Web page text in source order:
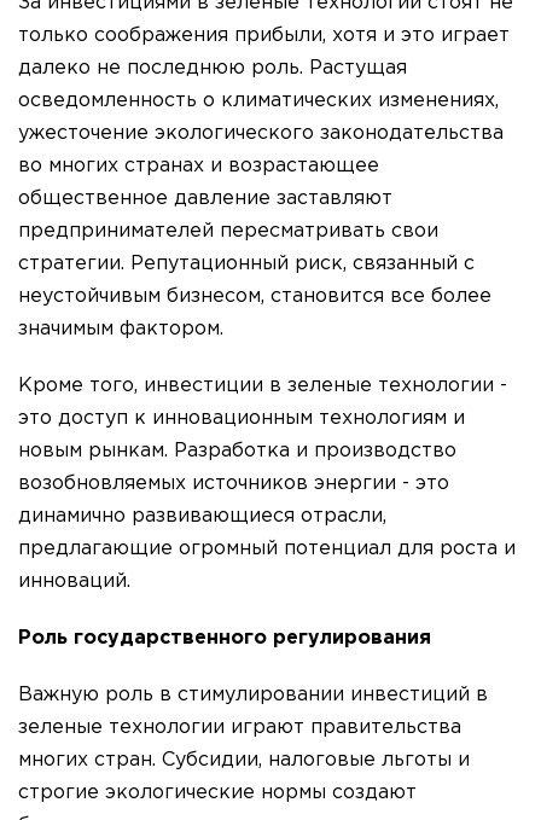
только соображения прибыли, хотя и это играет
далеко не последнюю роль. Растущая
осведомленность о климатических изменениях,
ужесточение экологического законодательства
во многих странах и возрастающее
общественное давление заставляют
предпринимателей пересматривать свои
стратегии. Репутационный риск, связанный с
неустойчивым бизнесом, становится все более
значимым фактором.
Кроме того, инвестиции в зеленые технологии -
это доступ к инновационным технологиям и
новым рынкам. Разработка и производство
возобновляемых источников энергии - это
динамично развивающиеся отрасли,
предлагающие огромный потенциал для роста и
инноваций.
Роль государственного регулирования
Важную роль в стимулировании инвестиций в
зеленые технологии играют правительства
многих стран. Субсидии, налоговые льготы и
строгие экологические нормы создают